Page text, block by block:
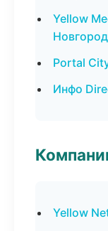
Yellow
Новгород
Portal
Инфо
Yellow